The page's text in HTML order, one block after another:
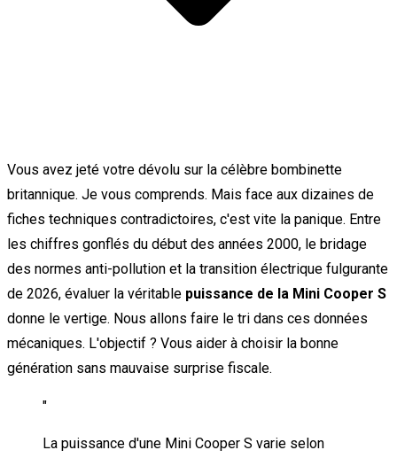
Vous avez jeté votre dévolu sur la célèbre bombinette
britannique. Je vous comprends. Mais face aux dizaines de
fiches techniques contradictoires, c'est vite la panique. Entre
les chiffres gonflés du début des années 2000, le bridage
des normes anti-pollution et la transition électrique fulgurante
de 2026, évaluer la véritable puissance de la Mini Cooper S
donne le vertige. Nous allons faire le tri dans ces données
mécaniques. L'objectif ? Vous aider à choisir la bonne
génération sans mauvaise surprise fiscale.
"
La puissance d'une Mini Cooper S varie selon